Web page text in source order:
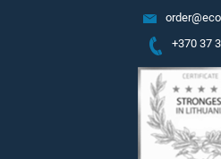
+370 37